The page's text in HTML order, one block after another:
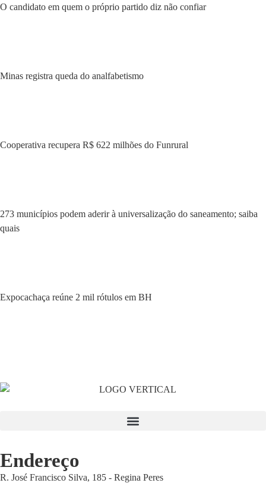
O candidato em quem o próprio partido diz não confiar
Minas registra queda do analfabetismo
Cooperativa recupera R$ 622 milhões do Funrural
273 municípios podem aderir à universalização do saneamento; saiba
quais
Expocachaça reúne 2 mil rótulos em BH
Endereço
R. José Francisco Silva, 185 - Regina Peres